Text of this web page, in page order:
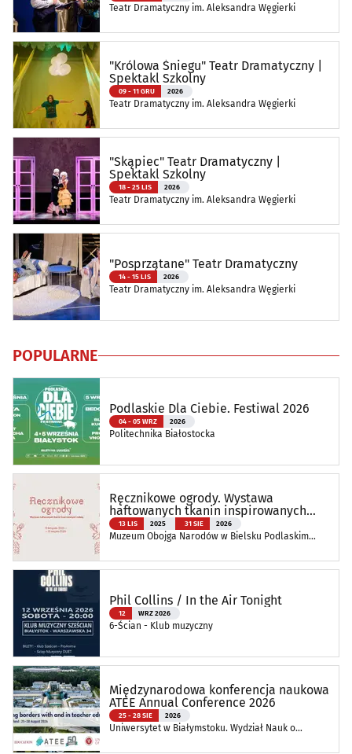
Teatr Dramatyczny im. Aleksandra Węgierki
"Królowa Śniegu" Teatr Dramatyczny |
Spektakl Szkolny
09 - 11 GRU 2026
Teatr Dramatyczny im. Aleksandra Węgierki
"Skąpiec" Teatr Dramatyczny |
Spektakl Szkolny
18 - 25 LIS 2026
Teatr Dramatyczny im. Aleksandra Węgierki
"Posprzątane" Teatr Dramatyczny
14 - 15 LIS 2026
Teatr Dramatyczny im. Aleksandra Węgierki
POPULARNE
Podlaskie Dla Ciebie. Festiwal 2026
04 - 05 WRZ 2026
Politechnika Białostocka
Ręcznikowe ogrody. Wystawa
haftowanych tkanin inspirowanych
naturą
13 LIS 2025 31 SIE 2026
Muzeum Obojga Narodów w Bielsku Podlaskim
Phil Collins / In the Air Tonight
12 WRZ 2026
6-Ścian - Klub muzyczny
Międzynarodowa konferencja naukowa
ATEE Annual Conference 2026
25 - 28 SIE 2026
Uniwersytet w Białymstoku. Wydział Nauk o